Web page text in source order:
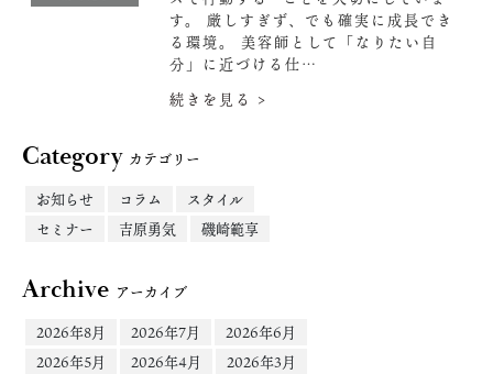
す。 厳しすぎず、でも確実に成長でき
る環境。 美容師として「なりたい自
分」に近づける仕…
続きを見る >
Categoryカテゴリー
お知らせ
コラム
スタイル
セミナー
吉原勇気 磯崎範享
Archive アーカイブ
2026年8月
2026年7月
2026年6月
2026年5月
2026年4月
2026年3月